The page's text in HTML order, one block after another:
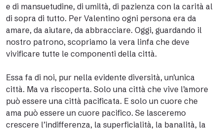
e di mansuetudine, di umiltà, di pazienza con la carità al
di sopra di tutto. Per Valentino ogni persona era da
amare, da aiutare, da abbracciare. Oggi, guardando il
nostro patrono, scopriamo la vera linfa che deve
vivificare tutte le componenti della città.
Essa fa di noi, pur nella evidente diversità, un’unica
città. Ma va riscoperta. Solo una città che vive l’amore
può essere una città pacificata. E solo un cuore che
ama può essere un cuore pacifico. Se lasceremo
crescere l’indifferenza, la superficialità, la banalità, la